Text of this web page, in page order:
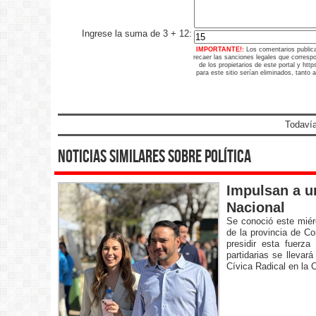
Ingrese la suma de 3 + 12:
IMPORTANTE!:
Los comentarios
recaer las sanciones legales que
de los propietarios de este portal y
para este sitio serían eliminados, tanto
noticias similares sobre política
Impulsan a
Nacional
Se conoció este
de la provincia de
presidir esta
partidarias se
Cívica Radical en la